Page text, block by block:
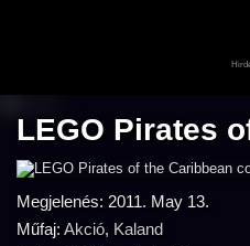
LEGO Pirates
Megjelenés: 2011. May 13.
Műfaj: Akció, Kaland